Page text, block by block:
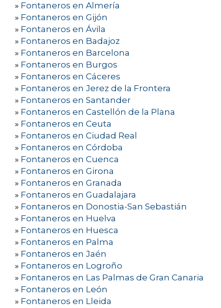
» Fontaneros en Almería
» Fontaneros en Gijón
» Fontaneros en Ávila
» Fontaneros en Badajoz
» Fontaneros en Barcelona
» Fontaneros en Burgos
» Fontaneros en Cáceres
» Fontaneros en Jerez de la Frontera
» Fontaneros en Santander
» Fontaneros en Castellón de la Plana
» Fontaneros en Ceuta
» Fontaneros en Ciudad Real
» Fontaneros en Córdoba
» Fontaneros en Cuenca
» Fontaneros en Girona
» Fontaneros en Granada
» Fontaneros en Guadalajara
» Fontaneros en Donostia-San Sebastián
» Fontaneros en Huelva
» Fontaneros en Huesca
» Fontaneros en Palma
» Fontaneros en Jaén
» Fontaneros en Logroño
» Fontaneros en Las Palmas de Gran Canaria
» Fontaneros en León
» Fontaneros en Lleida